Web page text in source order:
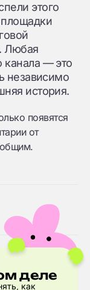
этого
Любая
канала — это
независимо
история.
появятся
от
деле
как